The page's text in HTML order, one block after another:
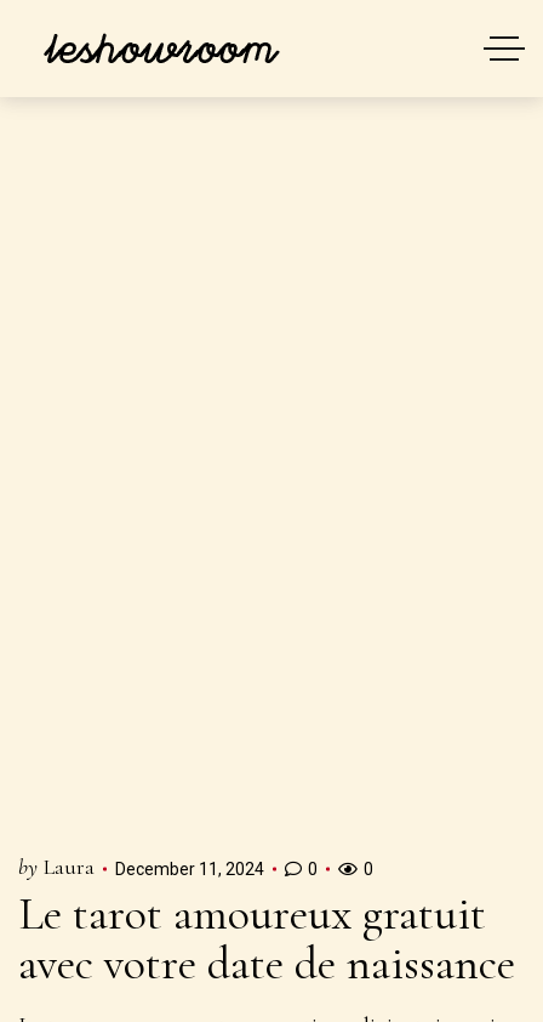
by Laura December 11, 2024 0 0
Le tarot amoureux gratuit
avec votre date de naissance